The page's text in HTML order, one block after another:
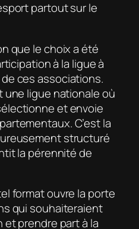
partout sur le
que le choix a été
à la ligue à
ces associations.
une ligue nationale où
et envoie
C’est la
structuré
la pérennité de
format ouvre la porte
qui souhaiteraient
prendre part à la